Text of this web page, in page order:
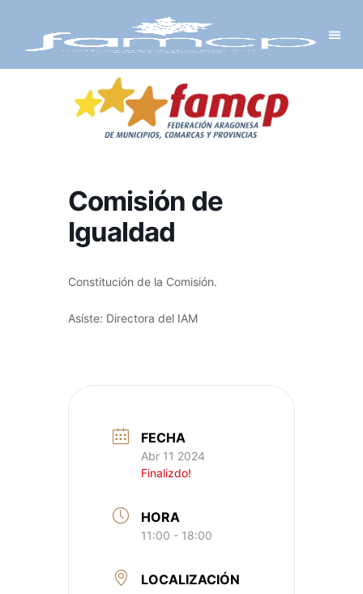
Comisión de
Igualdad
Constitución de la Comisión.
Asíste: Directora del IAM
FECHA
Abr 11 2024
Finalizdo!
HORA
11:00 - 18:00
LOCALIZACIÓN